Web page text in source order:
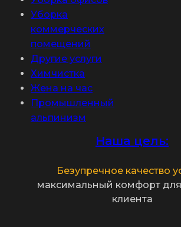
Уборка
коммерческих
помещений
Другие услуги
Химчистка
Жена на час
Промышленный
альпинизм
Наша цель:
Безупречное качество
максимальный комфорт
клиента